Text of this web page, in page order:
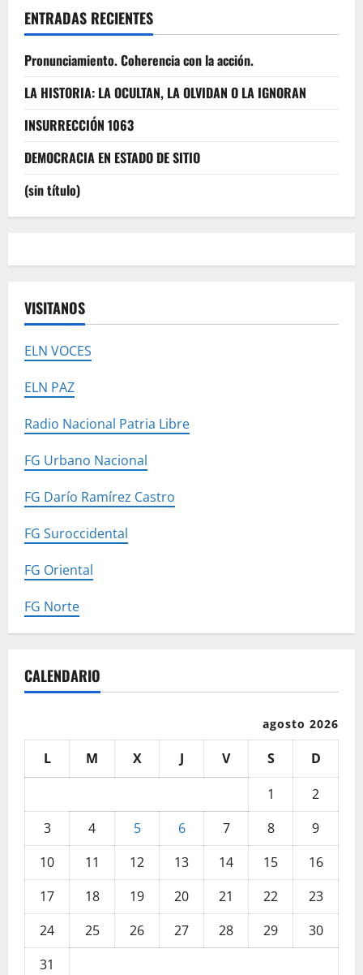
ENTRADAS RECIENTES
Pronunciamiento. Coherencia con la acción.
LA HISTORIA: LA OCULTAN, LA OLVIDAN O LA IGNORAN
INSURRECCIÓN 1063
DEMOCRACIA EN ESTADO DE SITIO
(sin título)
VISITANOS
ELN VOCES
ELN PAZ
Radio Nacional Patria Libre
FG Urbano Nacional
FG Darío Ramírez Castro
FG Suroccidental
FG Oriental
FG Norte
CALENDARIO
agosto 2026
L M X J V S
D
1
2
3
4 5 6 7 8
9
10
11 12 13 14 15
16
17
18 19 20 21 22
23
24
25 26 27 28 29
30
31